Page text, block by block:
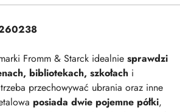
Fromm & Starck idealnie sprawdzi
bibliotekach, szkołach i
przechowywać ubrania oraz inne
posiada dwie pojemne półki,